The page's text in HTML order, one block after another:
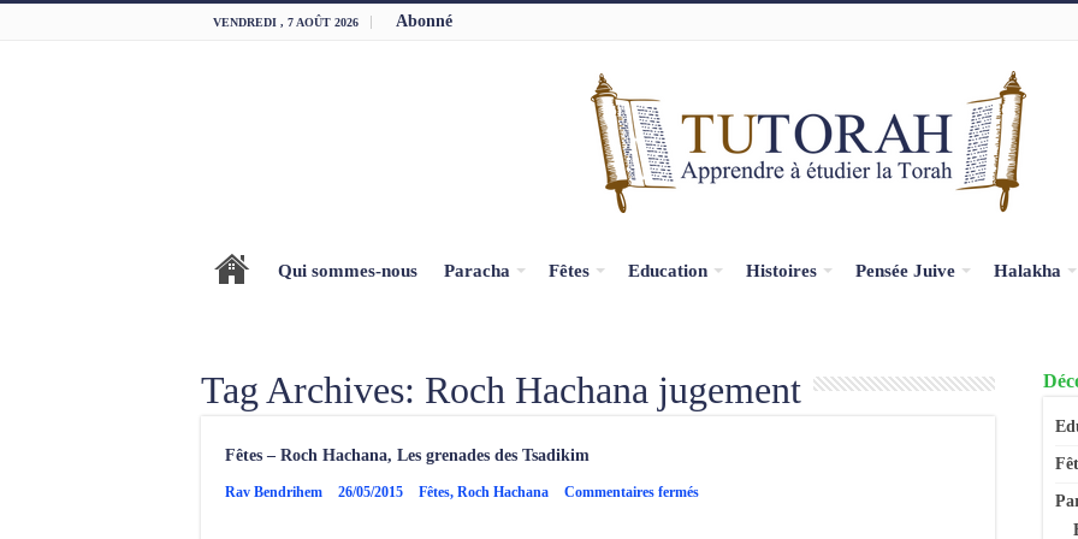
VENDREDI , 7 AOÛT 2026 Abonné
Qui sommes-nous Paracha Fêtes Education Histoires Pensée Juive Halakha
Tag Archives: Roch Hachana jugement
Fêtes – Roch Hachana, Les grenades des Tsadikim
Rav Bendrihem 26/05/2015 Fêtes, Roch Hachana Commentaires ferméssur